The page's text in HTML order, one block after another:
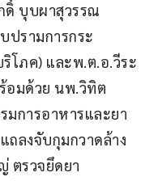
บุบผาสุวรรณ
ปรามการกระ
โภค) และพ.ต.อ.วีระ
อมด้วย นพ.วิทิต
มการอาหารและยา
ถลงจับกุมกวาดล้าง
ตรวจยึดยา